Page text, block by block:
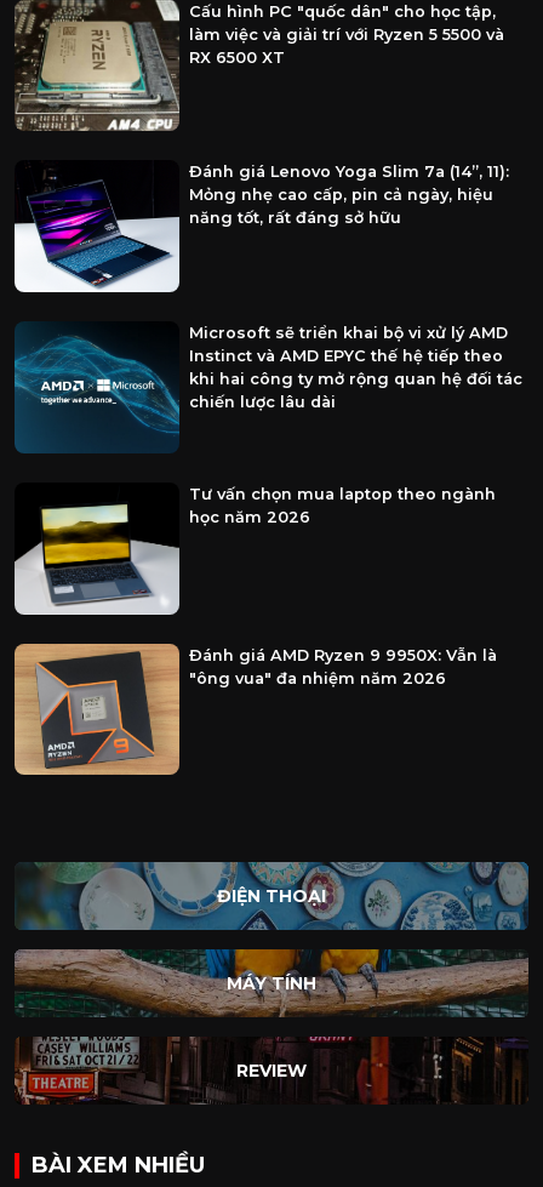
Cấu hình PC "quốc dân" cho học tập,
làm việc và giải trí với Ryzen 5 5500 và
RX 6500 XT
Đánh giá Lenovo Yoga Slim 7a (14”, 11):
Mỏng nhẹ cao cấp, pin cả ngày, hiệu
năng tốt, rất đáng sở hữu
Microsoft sẽ triển khai bộ vi xử lý AMD
Instinct và AMD EPYC thế hệ tiếp theo
khi hai công ty mở rộng quan hệ đối tác
chiến lược lâu dài
Tư vấn chọn mua laptop theo ngành
học năm 2026
Đánh giá AMD Ryzen 9 9950X: Vẫn là
"ông vua" đa nhiệm năm 2026
ĐIỆN THOẠI
MÁY TÍNH
REVIEW
BÀI XEM NHIỀU